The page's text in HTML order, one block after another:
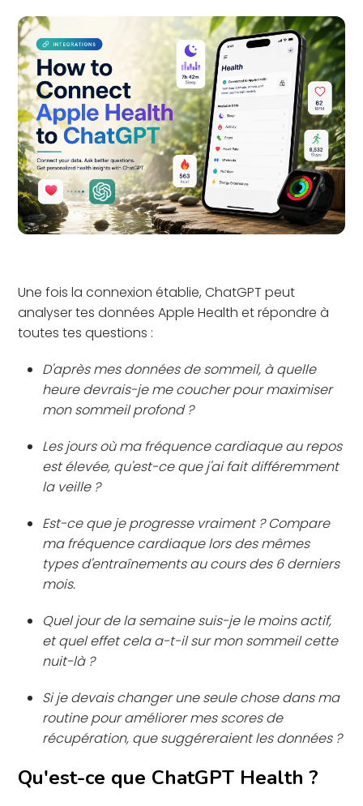
Une fois la connexion établie, ChatGPT peut
analyser tes données Apple Health et répondre à
toutes tes questions :
D'après mes données de sommeil, à quelle
heure devrais-je me coucher pour maximiser
mon sommeil profond ?
Les jours où ma fréquence cardiaque au repos
est élevée, qu'est-ce que j'ai fait différemment
la veille ?
Est-ce que je progresse vraiment ? Compare
ma fréquence cardiaque lors des mêmes
types d'entraînements au cours des 6 derniers
mois.
Quel jour de la semaine suis-je le moins actif,
et quel effet cela a-t-il sur mon sommeil cette
nuit-là ?
Si je devais changer une seule chose dans ma
routine pour améliorer mes scores de
récupération, que suggéreraient les données ?
Qu'est-ce que ChatGPT Health ?